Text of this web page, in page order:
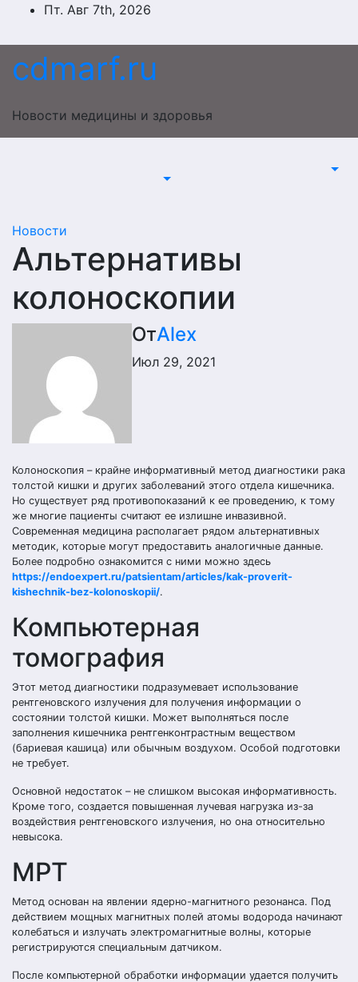
Перейти
содержимому
Пт. Авг 7th, 2026
cdmarf.ru
Новости медицины и здоровья
Новости
Альтернативы
колоноскопии
ОтAlex
Июл 29, 2021
Колоноскопия – крайне информативный метод диагностики рака
толстой кишки и других заболеваний этого отдела кишечника.
Но существует ряд противопоказаний к ее проведению, к тому
же многие пациенты считают ее излишне инвазивной.
Современная медицина располагает рядом альтернативных
методик, которые могут предоставить аналогичные данные.
Более подробно ознакомится с ними можно здесь
https://endoexpert.ru/patsientam/articles/kak-proverit-
kishechnik-bez-kolonoskopii/.
Компьютерная
томография
Этот метод диагностики подразумевает использование
рентгеновского излучения для получения информации о
состоянии толстой кишки. Может выполняться после
заполнения кишечника рентгенконтрастным веществом
(бариевая кашица) или обычным воздухом. Особой подготовки
не требует.
Основной недостаток – не слишком высокая информативность.
Кроме того, создается повышенная лучевая нагрузка из-за
воздействия рентгеновского излучения, но она относительно
невысока.
МРТ
Метод основан на явлении ядерно-магнитного резонанса. Под
действием мощных магнитных полей атомы водорода начинают
колебаться и излучать электромагнитные волны, которые
регистрируются специальным датчиком.
После компьютерной обработки информации удается получить